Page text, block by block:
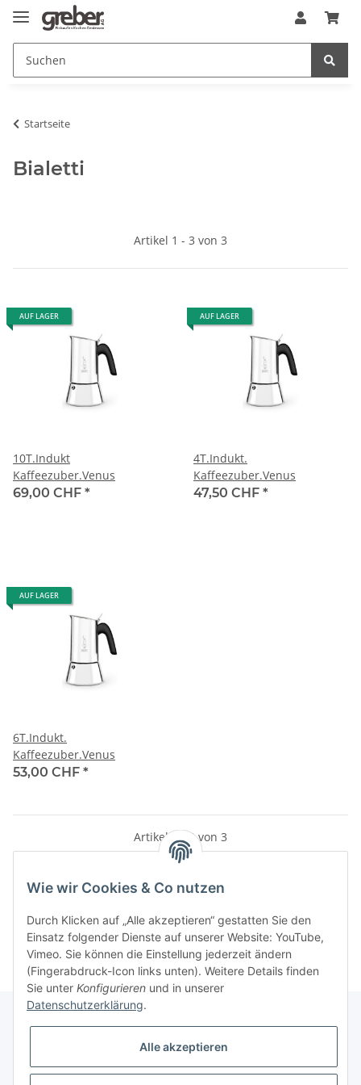
Startseite
Bialetti
Artikel 1 - 3 von 3
AUF LAGER
10T.Indukt
Kaffeezuber.Venus
69,00 CHF *
AUF LAGER
4T.Indukt.
Kaffeezuber.Venus
47,50 CHF *
AUF LAGER
6T.Indukt.
Kaffeezuber.Venus
53,00 CHF *
Artikel 1 - 3 von 3
Kategorien
Wie wir Cookies & Co nutzen
Durch Klicken auf „Alle akzeptieren“ gestatten Sie den
Einsatz folgender Dienste auf unserer Website: YouTube,
Vimeo. Sie können die Einstellung jederzeit ändern
(Fingerabdruck-Icon links unten). Weitere Details finden
Sie unter Konfigurieren und in unserer
Datenschutzerklärung.
Alle akzeptieren